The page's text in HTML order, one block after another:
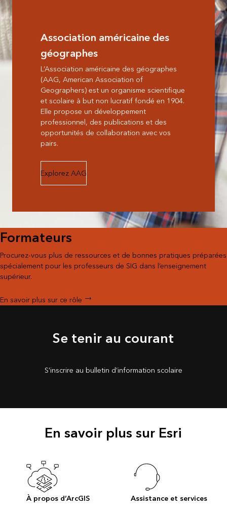
Association américaine des
géographes
L’Association américaine des géographes
(AAG, American Association of
Geographers) est un organisme scientifique
et scolaire à but non lucratif fondé en 1904.
Elle propose un développement
professionnel, des publications et des
opportunités de collaboration avec vos
pairs.
Explorez AAG
Formateurs
Procurez-vous plus de ressources et de bonnes pratiques préparées
spécialement pour les professeurs de SIG dans l’enseignement
supérieur.
En savoir plus sur ce rôle
Se tenir au courant
S’inscrire au bulletin d’information scolaire
En savoir plus sur Esri
À propos d’ArcGIS Assistance et services